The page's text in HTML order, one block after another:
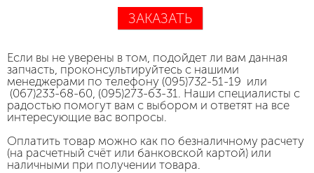
ЗАКАЗАТЬ
Если вы не уверены в том, подойдет ли вам данная
запчасть, проконсультируйтесь с нашими
менеджерами по телефону (095)732-51-19 или
(067)233-68-60, (095)273-63-31. Наши специалисты с
радостью помогут вам с выбором и ответят на все
интересующие вас вопросы.
Оплатить товар можно как по безналичному расчету
(на расчетный счёт или банковской картой) или
наличными при получении товара.